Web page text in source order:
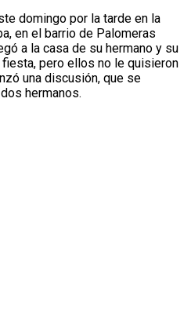
domingo por la tarde en la
en el barrio de Palomeras
a la casa de su hermano y su
pero ellos no le quisieron
una discusión, que se
hermanos.